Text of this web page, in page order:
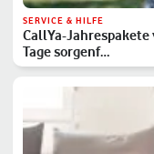
SERVICE & HILFE
CallYa-Jahrespakete
Tage sorgenf…